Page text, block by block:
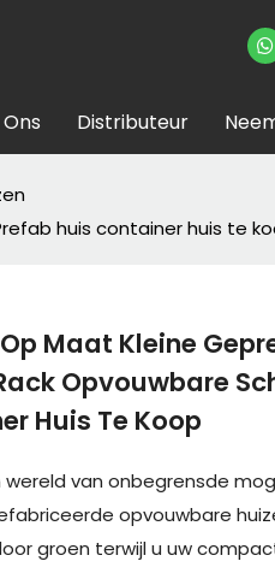
Distributeur
huis container huis te
Maat Kleine
Opvouwbare
Huis Te Koop
wereld van onbegrensde
opvouwbare
groen terwijl u uw